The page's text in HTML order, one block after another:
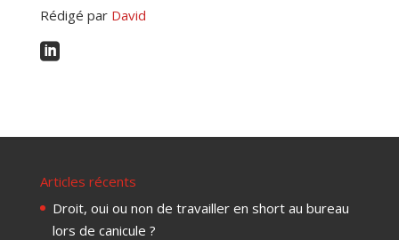
Rédigé par David

Articles récents
Droit, oui ou non de travailler en short au bureau
lors de canicule ?